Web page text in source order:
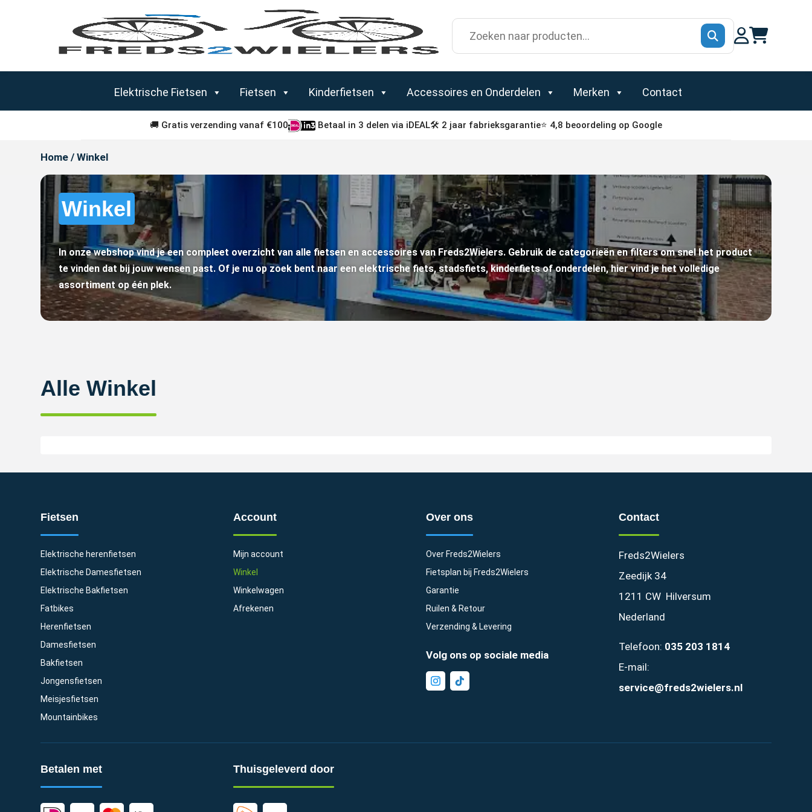
Zoek
Elektrische Fietsen Fietsen Kinderfietsen Accessoires en Onderdelen Merken Contact
🚚 Gratis verzending vanaf €100 Betaal in 3 delen via iDEAL🛠 2 jaar fabrieksgarantie⭐ 4,8 beoordeling op Google
Home / Winkel
Winkel
In onze webshop vind je een compleet overzicht van alle fietsen en accessoires van Freds2Wielers. Gebruik de categorieën en filters om snel het product
te vinden dat bij jouw wensen past. Of je nu op zoek bent naar een elektrische fiets, stadsfiets, kinderfiets of onderdelen, hier vind je het volledige
assortiment op één plek.
Alle Winkel
Fietsen
Elektrische herenfietsen
Elektrische Damesfietsen
Elektrische Bakfietsen
Fatbikes
Herenfietsen
Damesfietsen
Bakfietsen
Jongensfietsen
Meisjesfietsen
Mountainbikes
Account
Mijn account
Winkel
Winkelwagen
Afrekenen
Over ons
Over Freds2Wielers
Fietsplan bij Freds2Wielers
Garantie
Ruilen & Retour
Verzending & Levering
Volg ons op sociale media
Contact
Freds2Wielers
Zeedijk 34
1211 CW Hilversum
Nederland
Telefoon: 035 203 1814
E-mail:
service@freds2wielers.nl
Betalen met Thuisgeleverd door